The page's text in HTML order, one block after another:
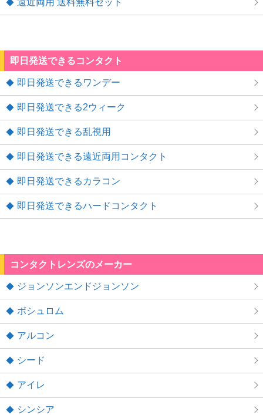
即日発送できるコンタクト
即日発送できるワンデー
即日発送できる2ウィーク
即日発送できる乱視用
即日発送できる遠近両用コンタクト
即日発送できるカラコン
即日発送できるハードコンタクト
コンタクトレンズのメーカー
ジョンソンエンドジョンソン
ボシュロム
アルコン
シード
アイレ
シンシア